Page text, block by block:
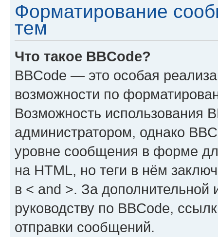
Форматирование
тем
Что такое BBCode?
BBCode — это особая
возможности по
Возможность использования
администратором, однако
уровне сообщения в форме
на HTML, но теги в нём
в < and >. За
руководству по BBCode,
отправки сообщений.